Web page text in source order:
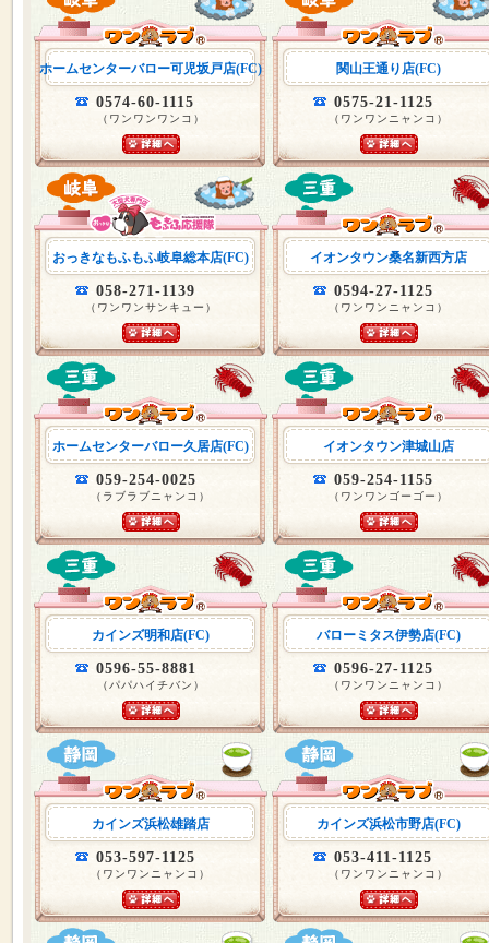
ホームセンターバロー可児坂戸店(FC)
0574-60-1115
（ワンワンワンコ）
関山王通り店(FC)
0575-21-1125
（ワンワンニャンコ）
おっきなもふもふ岐阜総本店(FC)
058-271-1139
（ワンワンサンキュー）
イオンタウン桑名新西方店
0594-27-1125
（ワンワンニャンコ）
ホームセンターバロー久居店(FC)
059-254-0025
（ラブラブニャンコ）
イオンタウン津城山店
059-254-1155
（ワンワンゴーゴー）
カインズ明和店(FC)
0596-55-8881
（パパハイチバン）
バローミタス伊勢店(FC)
0596-27-1125
（ワンワンニャンコ）
カインズ浜松雄踏店
053-597-1125
（ワンワンニャンコ）
カインズ浜松市野店(FC)
053-411-1125
（ワンワンニャンコ）